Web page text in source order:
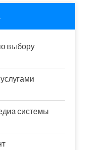
выбору
системы